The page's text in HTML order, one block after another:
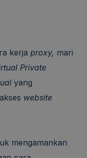
kerja proxy, mari
Private
yang
website
mengamankan